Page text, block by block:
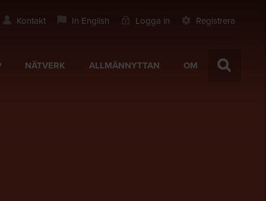
Kontakt In English Logga in Registrera
NÄTVERK ALLMÄNNYTTAN OM